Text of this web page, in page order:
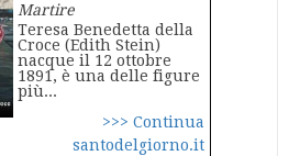
Martire
Teresa Benedetta della
Croce (Edith Stein)
nacque il 12 ottobre
1891, è una delle figure
più...
>>> Continua
santodelgiorno.it